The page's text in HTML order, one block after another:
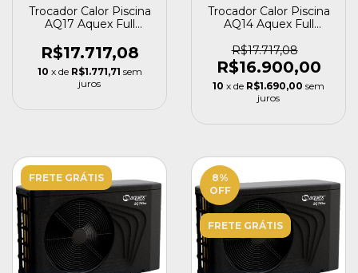
Trocador Calor Piscina
AQ17 Aquex Full
R$17.717,08
10 x de R$1.771,71 sem
juros
Trocador Calor Piscina
AQ14 Aquex Full
R$17.717,08
R$16.900,00
10 x de R$1.690,00 sem
juros
FRETE GRÁTIS 8%
OFF
FRETE GRÁTIS